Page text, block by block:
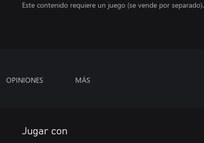
Este contenido requiere un juego (se vende por separado).
OPINIONES MÁS
Jugar con